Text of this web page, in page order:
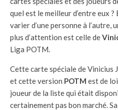
quel est le meilleur d’entre eux
varier d’une personne à l’autre,
plus d’attention est celle de
Liga POTM.
Cette carte spéciale de Vinicius
et cette version POTM est de
joueur de la liste qui était
certainement pas bon marché.